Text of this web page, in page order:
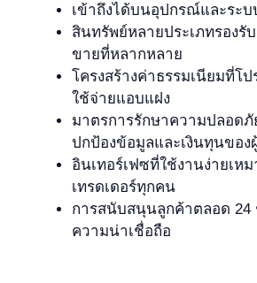
เข้าถึงได้บนอุปกรณ์และระ
สินทรัพย์หลายประเภทรองรั
ขายที่หลากหลาย
โครงสร้างค่าธรรมเนียมที่โป
ใช้จ่ายแอบแฝง
มาตรการรักษาความปลอด
ปกป้องข้อมูลและเงินทุนของ
อินเทอร์เฟซที่ใช้งานง่ายเห
เทรดเดอร์ทุกคน
การสนับสนุนลูกค้าตลอด 24
ความน่าเชื่อถือ